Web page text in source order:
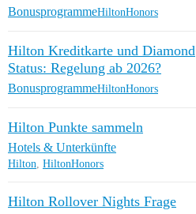
BonusprogrammeHiltonHonors
Hilton Kreditkarte und Diamond
Status: Regelung ab 2026?
BonusprogrammeHiltonHonors
Hilton Punkte sammeln
Hotels & Unterkünfte
Hilton, HiltonHonors
Hilton Rollover Nights Frage